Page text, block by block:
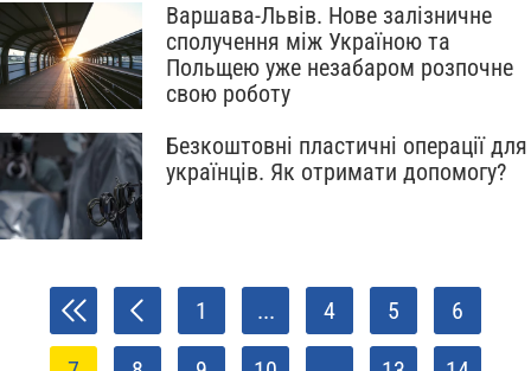
Варшава-Львів. Нове залізничне
сполучення між Україною та
Польщею уже незабаром розпочне
свою роботу
Безкоштовні пластичні операції для
українців. Як отримати допомогу?
1 ... 4 5 6